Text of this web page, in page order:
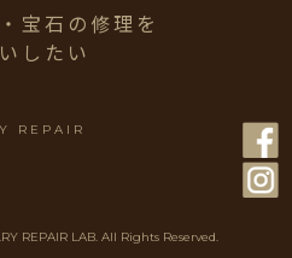
宝石の修理を
したい
REPAIR
REPAIR LAB. All Rights Reserved.